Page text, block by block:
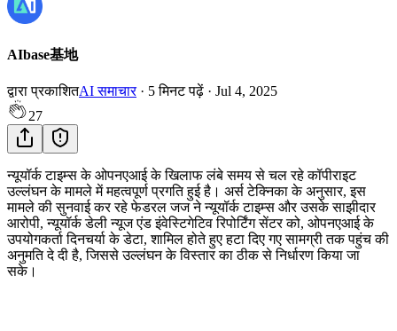
AIbase基地
द्वारा प्रकाशितAI समाचार· 5 मिनट पढ़ें · Jul 4, 2025
27
न्यूयॉर्क टाइम्स के ओपनएआई के खिलाफ लंबे समय से चल रहे कॉपीराइट
उल्लंघन के मामले में महत्वपूर्ण प्रगति हुई है। अर्स टेक्निका के अनुसार, इस
मामले की सुनवाई कर रहे फेडरल जज ने न्यूयॉर्क टाइम्स और उसके साझीदार
आरोपी, न्यूयॉर्क डेली न्यूज एंड इंवेस्टिगेटिव रिपोर्टिंग सेंटर को, ओपनएआई के
उपयोगकर्ता दिनचर्या के डेटा, शामिल होते हुए हटा दिए गए सामग्री तक पहुंच की
अनुमति दे दी है, जिससे उल्लंघन के विस्तार का ठीक से निर्धारण किया जा
सके।